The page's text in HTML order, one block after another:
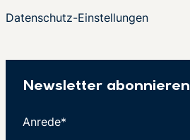
Datenschutz-Einstellungen
Newsletter abonnieren
Anrede*